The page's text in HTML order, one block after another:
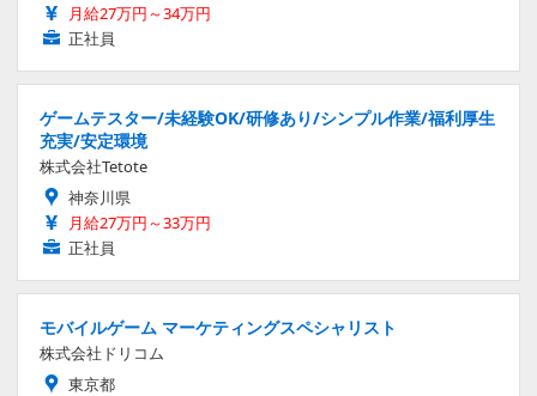
月給27万円～34万円
正社員
ゲームテスター/未経験OK/研修あり/シンプル作業/福利厚生
充実/安定環境
株式会社Tetote
神奈川県
月給27万円～33万円
正社員
モバイルゲーム マーケティングスペシャリスト
株式会社ドリコム
東京都